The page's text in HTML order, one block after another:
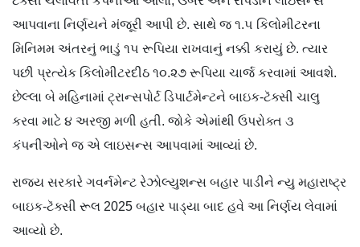
આપવાના નિર્ણયને મંજૂરી આપી છે. સાથે જ ૧.૫ કિલોમીટરના
મિનિમમ અંતરનું ભાડું ૧૫ રૂપિયા રાખવાનું નક્કી કરાયું છે. ત્યાર
પછી પ્રત્યેક કિલોમીટરદીઠ ૧૦.૨૭ રૂપિયા ચાર્જ કરવામાં આવશે.
છેલ્લા બે મહિનામાં ટ્રાન્સપોર્ટ ડિપાર્ટમેન્ટને બાઇક-ટૅક્સી ચાલુ
કરવા માટે ૪ અરજી મળી હતી. જોકે એમાંથી ઉપરોક્ત ૩
કંપનીઓને જ એ લાઇસન્સ આપવામાં આવ્યાં છે.
રાજ્ય સરકારે ગવર્નમેન્ટ રેઝોલ્યુશન્સ બહાર પાડીને ન્યુ મહારાષ્ટ્ર
બાઇક-ટૅક્સી રૂલ 2025 બહાર પાડ્યા બાદ હવે આ નિર્ણય લેવામાં
આવ્યો છે.